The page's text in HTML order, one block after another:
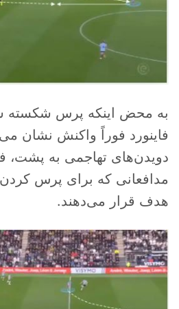
به محض اینکه پرس شکسته
فاینورد فوراً واکنش نشان
دویدن‌های تهاجمی به پشت،
مدافعانی که برای پرس
هدف قرار می‌دهند.